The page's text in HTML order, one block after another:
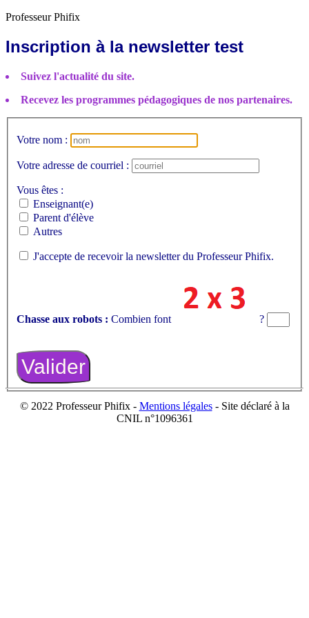
Professeur Phifix
Inscription à la newsletter test
Suivez l'actualité du site.
Recevez les programmes pédagogiques de nos partenaires.
Votre nom :
Votre adresse de courriel :
Vous êtes :
Enseignant(e)
Parent d'élève
Autres
J'accepte de recevoir la newsletter du Professeur Phifix.
Chasse aux robots : Combien font ?
© 2022 Professeur Phifix - Mentions légales- Site déclaré à la
CNIL n°1096361